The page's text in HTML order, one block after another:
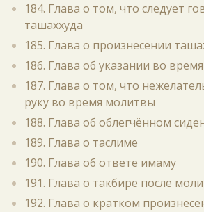
184. Глава о том, что следует
ташаххуда
185. Глава о произнесении
186. Глава об указании во
187. Глава о том, что
руку во время молитвы
188. Глава об облегчённом
189. Глава о таслиме
190. Глава об ответе имаму
191. Глава о такбире после
192. Глава о кратком